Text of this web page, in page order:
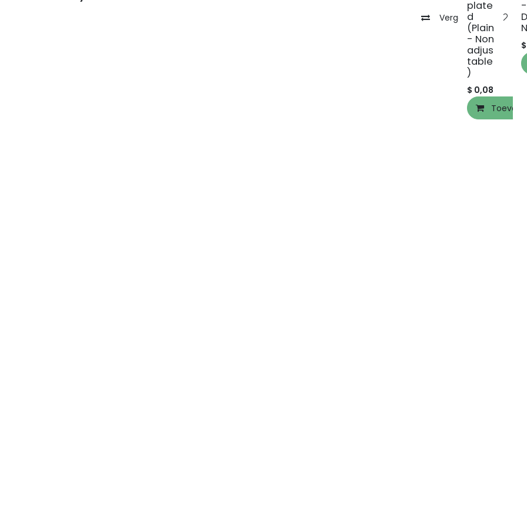
Vergelijken
plate
d
(Plain
- Non
adjus
table
)
$ 0,08
N
$